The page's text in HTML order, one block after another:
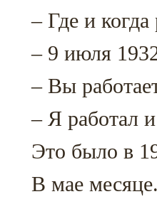
– Где и когда
– 9 июля
– Вы
– Я работал
Это было в
В мае